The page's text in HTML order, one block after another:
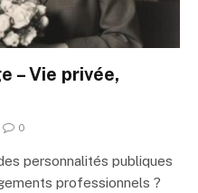
– Vie privée,
0
personnalités publiques
professionnels ?